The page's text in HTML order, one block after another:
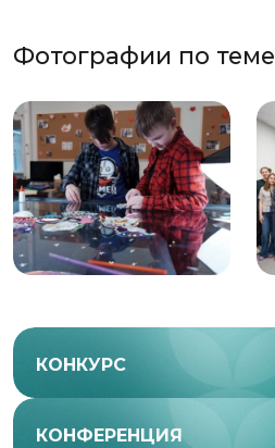
Фотографии по теме
КОНКУРС
КОНФЕРЕНЦИЯ